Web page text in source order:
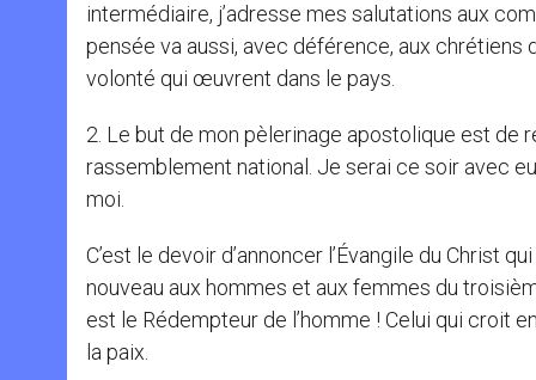
intermédiaire, j’adresse mes salutations aux
pensée va aussi, avec déférence, aux
volonté qui œuvrent dans le pays.
2. Le but de mon pèlerinage apostolique est de
rassemblement national. Je serai ce soir avec
moi.
C’est le devoir d’annoncer l’Évangile du Christ
nouveau aux hommes et aux femmes du
est le Rédempteur de l’homme ! Celui qui croit
la paix.